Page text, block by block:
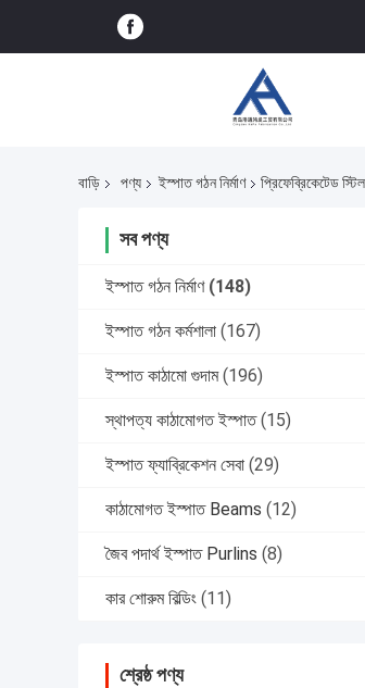
বাড়ি পণ্য ইস্পাত গঠন নির্মাণ প্রিফেব্রিকেটেড
সব পণ্য
ইস্পাত গঠন নির্মাণ (148)
ইস্পাত গঠন কর্মশালা (167)
ইস্পাত কাঠামো গুদাম (196)
স্থাপত্য কাঠামোগত ইস্পাত (15)
ইস্পাত ফ্যাব্রিকেশন সেবা (29)
কাঠামোগত ইস্পাত Beams (12)
জৈব পদার্থ ইস্পাত Purlins (8)
কার শোরুম বিল্ডিং (11)
শ্রেষ্ঠ পণ্য